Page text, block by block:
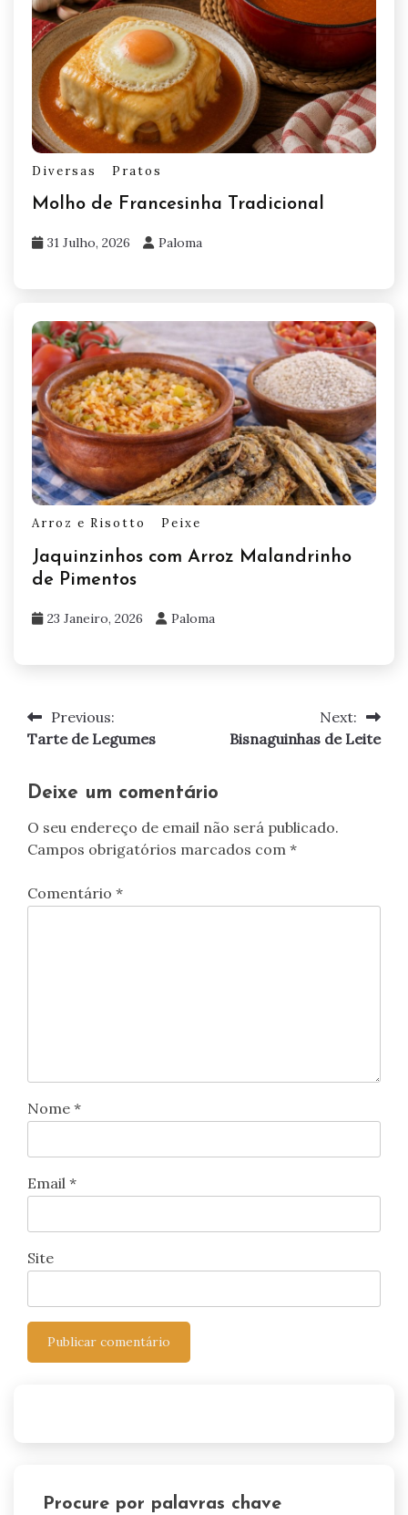
Diversas Pratos
Molho de Francesinha Tradicional
31 Julho, 2026 Paloma
Arroz e Risotto Peixe
Jaquinzinhos com Arroz Malandrinho
de Pimentos
23 Janeiro, 2026 Paloma
Navegação
artigos
Previous:
Tarte de Legumes
Next:
Bisnaguinhas de Leite
Deixe um comentário
O seu endereço de email não será publicado.
Campos obrigatórios marcados com *
Comentário *
Nome *
Email *
Site
Procure por palavras chave